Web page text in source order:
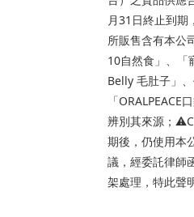
月31日終止到
所販售含有本公
10自然食」、「
Belly 毛肚子」
「ORALPEACE
辨別其來源；
期後，仍使用本
議，經委託律師
架處理，特此聲